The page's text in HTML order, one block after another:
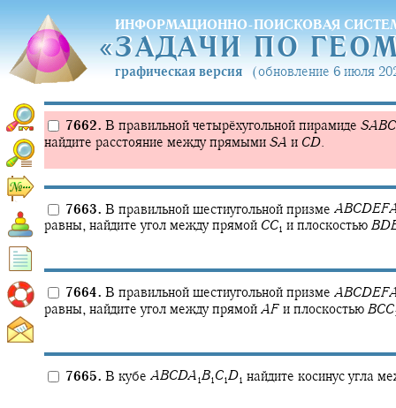
ИНФОРМАЦИОННО-ПОИСКОВАЯ
«ЗАДАЧИ ПО
«ЗАДАЧИ ПО
графическая версия (обновление 6 июля
7662. В правильной четырёхугольной пирамиде SABC
найдите расстояние между прямыми SA и CD.
7663. В правильной шестиугольной призме ABCDEF
равны, найдите угол между прямой CC1 и плоскостью BD
7664. В правильной шестиугольной призме ABCDEF
равны, найдите угол между прямой AF и плоскостью BCC
7665. В кубе ABCDA 1B1 C1D1 найдите косинус угла